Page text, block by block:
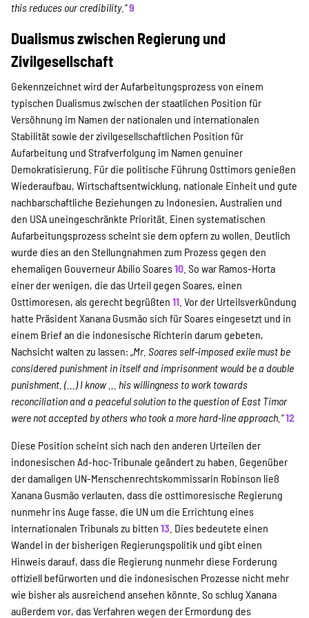
this reduces our credibility.“9
Dualismus zwischen Regierung und
Zivilgesellschaft
Gekennzeichnet wird der Aufarbeitungsprozess von einem
typischen Dualismus zwischen der staatlichen Position für
Versöhnung im Namen der nationalen und internationalen
Stabilität sowie der zivilgesellschaftlichen Position für
Aufarbeitung und Strafverfolgung im Namen genuiner
Demokratisierung. Für die politische Führung Osttimors genießen
Wiederaufbau, Wirtschaftsentwicklung, nationale Einheit und gute
nachbarschaftliche Beziehungen zu Indonesien, Australien und
den USA uneingeschränkte Priorität. Einen systematischen
Aufarbeitungsprozess scheint sie dem opfern zu wollen. Deutlich
wurde dies an den Stellungnahmen zum Prozess gegen den
ehemaligen Gouverneur Abílio Soares10 . So war Ramos-Horta
einer der wenigen, die das Urteil gegen Soares, einen
Osttimoresen, als gerecht begrüßten 11 . Vor der Urteilsverkündung
hatte Präsident Xanana Gusmão sich für Soares eingesetzt und in
einem Brief an die indonesische Richterin darum gebeten,
Nachsicht walten zu lassen: „Mr. Soares self-imposed exile must be
considered punishment in itself and imprisonment would be a double
punishment. (...) I know ... his willingness to work towards
reconciliation and a peaceful solution to the question of East Timor
were not accepted by others who took a more hard-line approach.“12
Diese Position scheint sich nach den anderen Urteilen der
indonesischen Ad-hoc-Tribunale geändert zu haben. Gegenüber
der damaligen UN-Menschenrechtskommissarin Robinson ließ
Xanana Gusmão verlauten, dass die osttimoresische Regierung
nunmehr ins Auge fasse, die UN um die Errichtung eines
internationalen Tribunals zu bitten 13 . Dies bedeutete einen
Wandel in der bisherigen Regierungspolitik und gibt einen
Hinweis darauf, dass die Regierung nunmehr diese Forderung
offiziell befürworten und die indonesischen Prozesse nicht mehr
wie bisher als ausreichend ansehen könnte. So schlug Xanana
außerdem vor, das Verfahren wegen der Ermordung des